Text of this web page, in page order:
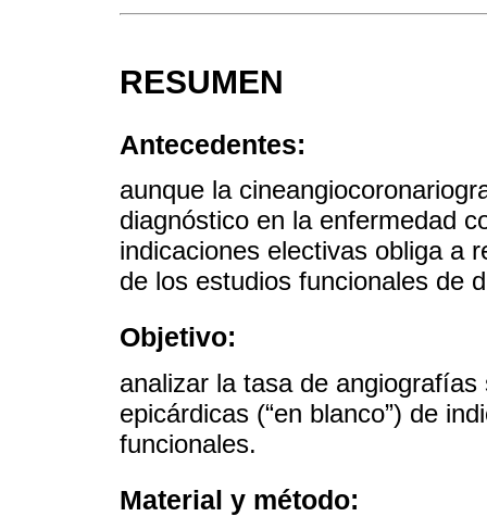
RESUMEN
Antecedentes:
aunque la
diagnóstico en la enfermedad
indicaciones electivas obliga a
de los estudios funcionales de
Objetivo:
analizar la tasa de
epicárdicas (“en blanco”) de
funcionales.
Material y método: